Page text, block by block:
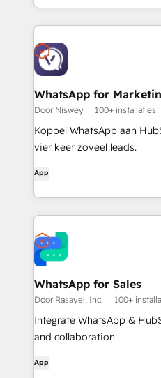
WhatsApp for
Door Niswey 100+ installaties
Koppel WhatsApp aan
vier keer zoveel leads.
App
WhatsApp for Sales
Door Rasayel, Inc. 100+
Integrate WhatsApp &
and collaboration
App